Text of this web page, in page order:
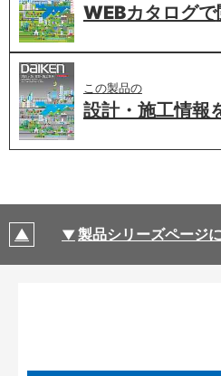
WEBカタログで
この製品の
設計・施工情報
製品シリーズページ